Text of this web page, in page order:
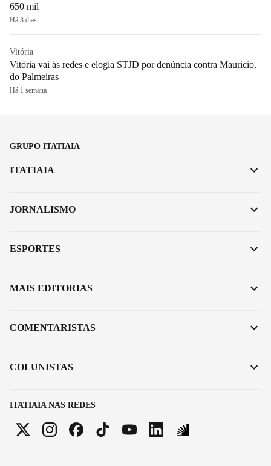
650 mil
Há 3 dias
Vitória
Vitória vai às redes e elogia STJD por denúncia contra Mauricio,
do Palmeiras
Há 1 semana
GRUPO ITATIAIA
ITATIAIA NAS REDES
ITATIAIA
JORNALISMO
ESPORTES
MAIS EDITORIAS
COMENTARISTAS
COLUNISTAS